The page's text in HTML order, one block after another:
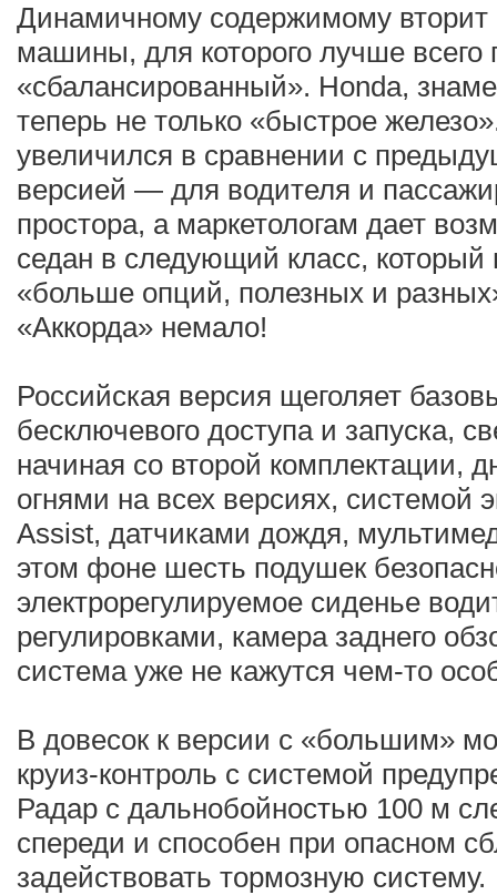
Динамичному содержимому вторит
машины, для которого лучше всего
«сбалансированный». Honda,
теперь не только «быстрое
увеличился в сравнении с
версией — для водителя и
простора, а маркетологам дает
седан в следующий класс, который
«больше опций, полезных и
«Аккорда» немало!
Российская версия щеголяет
бесключевого доступа и запуска,
начиная со второй комплектации,
огнями на всех версиях, системой
Assist, датчиками дождя,
этом фоне шесть подушек
электрорегулируемое сиденье
регулировками, камера заднего
система уже не кажутся чем-то
В довесок к версии с «большим»
круиз-контроль с системой
Радар с дальнобойностью 100 м
спереди и способен при опасном
задействовать тормозную систему.